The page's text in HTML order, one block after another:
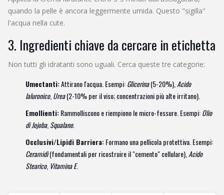
quando la pelle è ancora leggermente umida. Questo "sigilla"
l'acqua nella cute.
3. Ingredienti chiave da cercare in etichetta
Non tutti gli idratanti sono uguali. Cerca queste tre categorie:
Umectanti:Attirano l'acqua. Esempi:Glicerina(5-20%), Acido
Ialuronico, Urea(2-10% per il viso; concentrazioni più alte irritano).
Emollienti:Rammolliscono e riempiono le micro-fessure. Esempi:Olio
di Jojoba, Squalano.
Occlusivi/Lipidi Barriera:Formano una pellicola protettiva. Esempi:
Ceramidi(fondamentali per ricostruire il "cemento" cellulare), Acido
Stearico, Vitamina E.